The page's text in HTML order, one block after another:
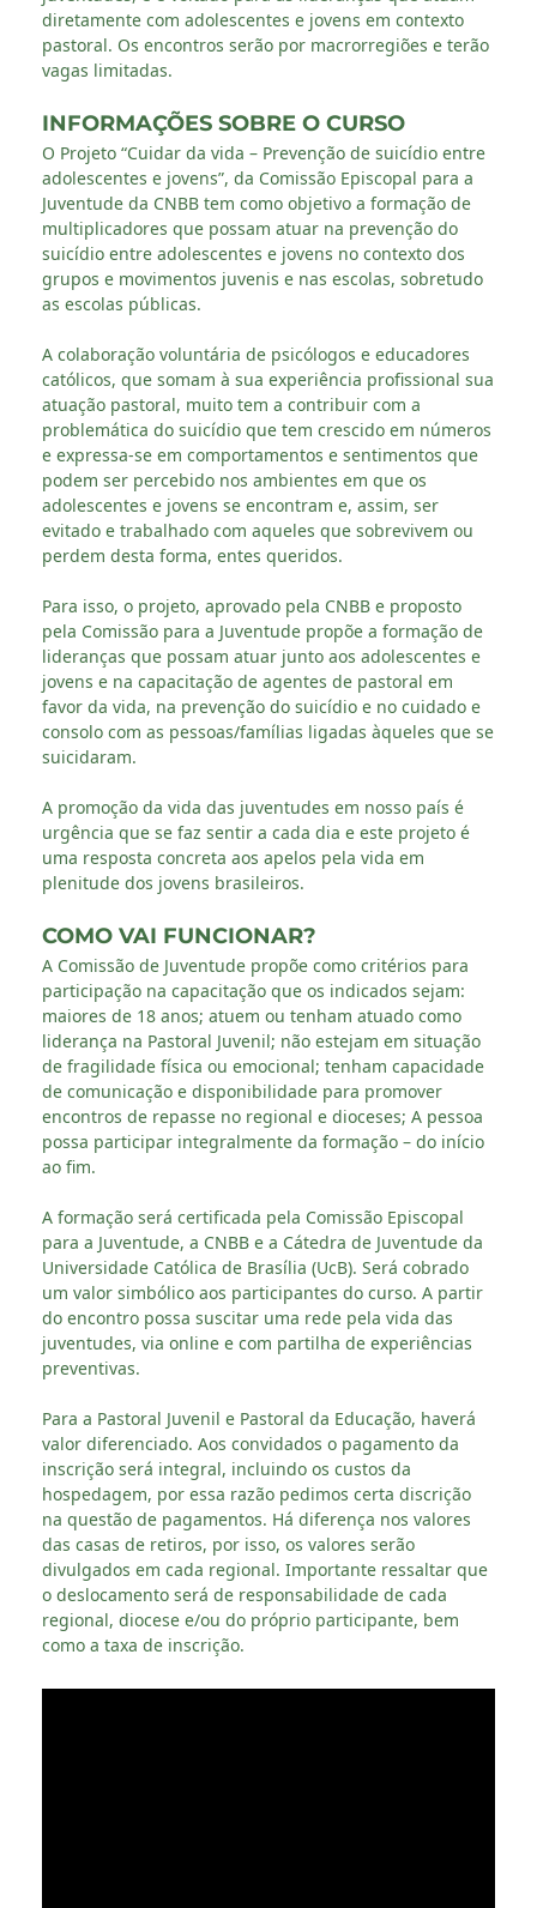
diretamente com adolescentes e jovens em contexto
pastoral. Os encontros serão por macrorregiões e terão
vagas limitadas.
INFORMAÇÕES SOBRE O CURSO
O Projeto “Cuidar da vida – Prevenção de suicídio entre
adolescentes e jovens”, da Comissão Episcopal para a
Juventude da CNBB tem como objetivo a formação de
multiplicadores que possam atuar na prevenção do
suicídio entre adolescentes e jovens no contexto dos
grupos e movimentos juvenis e nas escolas, sobretudo
as escolas públicas.
A colaboração voluntária de psicólogos e educadores
católicos, que somam à sua experiência profissional sua
atuação pastoral, muito tem a contribuir com a
problemática do suicídio que tem crescido em números
e expressa-se em comportamentos e sentimentos que
podem ser percebido nos ambientes em que os
adolescentes e jovens se encontram e, assim, ser
evitado e trabalhado com aqueles que sobrevivem ou
perdem desta forma, entes queridos.
Para isso, o projeto, aprovado pela CNBB e proposto
pela Comissão para a Juventude propõe a formação de
lideranças que possam atuar junto aos adolescentes e
jovens e na capacitação de agentes de pastoral em
favor da vida, na prevenção do suicídio e no cuidado e
consolo com as pessoas/famílias ligadas àqueles que se
suicidaram.
A promoção da vida das juventudes em nosso país é
urgência que se faz sentir a cada dia e este projeto é
uma resposta concreta aos apelos pela vida em
plenitude dos jovens brasileiros.
COMO VAI FUNCIONAR?
A Comissão de Juventude propõe como critérios para
participação na capacitação que os indicados sejam:
maiores de 18 anos; atuem ou tenham atuado como
liderança na Pastoral Juvenil; não estejam em situação
de fragilidade física ou emocional; tenham capacidade
de comunicação e disponibilidade para promover
encontros de repasse no regional e dioceses; A pessoa
possa participar integralmente da formação – do início
ao fim.
A formação será certificada pela Comissão Episcopal
para a Juventude, a CNBB e a Cátedra de Juventude da
Universidade Católica de Brasília (UcB). Será cobrado
um valor simbólico aos participantes do curso. A partir
do encontro possa suscitar uma rede pela vida das
juventudes, via online e com partilha de experiências
preventivas.
Para a Pastoral Juvenil e Pastoral da Educação, haverá
valor diferenciado. Aos convidados o pagamento da
inscrição será integral, incluindo os custos da
hospedagem, por essa razão pedimos certa discrição
na questão de pagamentos. Há diferença nos valores
das casas de retiros, por isso, os valores serão
divulgados em cada regional. Importante ressaltar que
o deslocamento será de responsabilidade de cada
regional, diocese e/ou do próprio participante, bem
como a taxa de inscrição.